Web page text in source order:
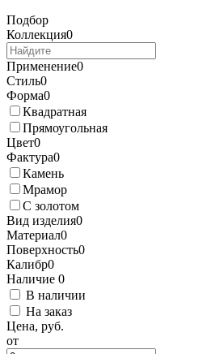
Подбор
Коллекция0
Применение0
Стиль0
Форма0
Квадратная
Прямоугольная
Цвет0
Фактура0
Камень
Мрамор
С золотом
Вид изделия0
Материал0
Поверхность0
Калибр0
Наличие 0
В наличии
На заказ
Цена, руб.
от